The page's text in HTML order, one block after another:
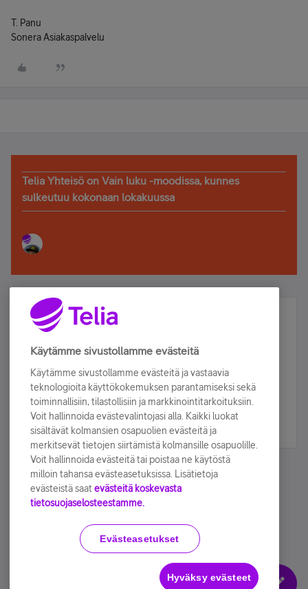
T. Panu
Sonera Asiakaspalvelu
Telia Yhteisö on Vain luku -moodissa, kunnes
sulkeutuu kokonaan lokakuussa
Älä jää paitsi – osallistu ja voita!
Tilaa Telian uutiskirje ja olet mukana arvonnassa.
sähköpostiisi.
Tilaa nyt
Käyttöehdot Accessibility statement
Evästeasetukset
Käytämme sivustollamme evästeitä
Käytämme sivustollamme evästeitä ja vastaavia
teknologioita käyttökokemuksen parantamiseksi sekä
toiminnallisiin, tilastollisiin ja markkinointitarkoituksiin.
Voit hallinnoida evästevalintojasi alla. Kaikki luokat
sisältävät kolmansien osapuolien evästeitä ja
merkitsevät tietojen siirtämistä kolmansille osapuolille.
Voit hallinnoida evästeitä tai poistaa ne käytöstä
milloin tahansa evästeasetuksissa. Lisätietoja
evästeistä saat evästeitä koskevasta
tietosuojaselosteestamme.
Evästeasetukset
Hyväksy evästeet